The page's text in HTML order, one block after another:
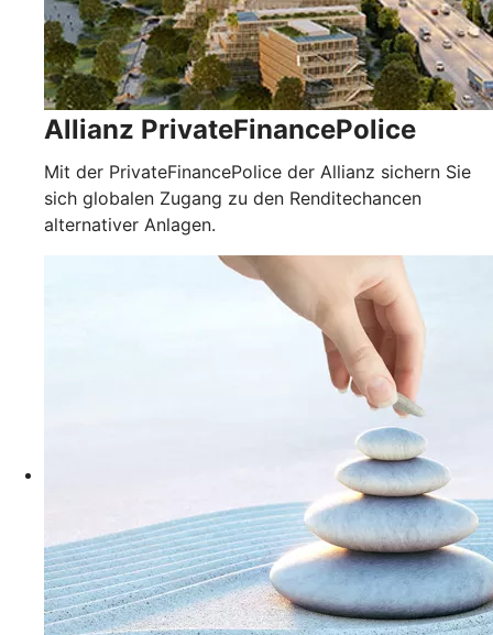
Allianz PrivateFinancePolice
Mit der PrivateFinancePolice der Allianz sichern Sie
sich globalen Zugang zu den Renditechancen
alternativer Anlagen.